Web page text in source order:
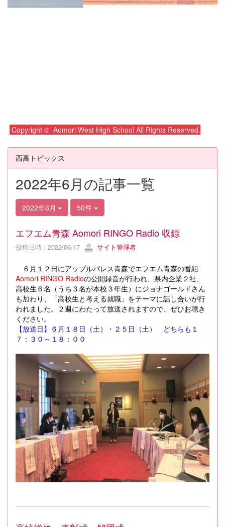
Copyright © Aomori West High School All Rights Reserved.
西高トピックス
2022年6月の記事一覧
2022年6月 50件
エフエム青森 Aomori RINGO Radio 収録
投稿日時 : 2022/06/17 サイト管理者
６月１２日にアップルパレス青森でエフエム青森の番組
Aomori RINGO Radioの公開録音が行われ、県内企業２社、
高校生６名（うち３名が本校３年生）にジョナゴールドさん
も加わり、「高校生と考える就職」をテーマに話し合いが行
われました。２週にわたって放送されますので、ぜひお聴き
ください。
【放送日】６月１８日（土）・２５日（土） どちらも１
７：３０～１８：００